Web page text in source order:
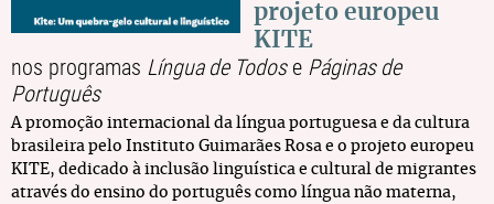
projeto europeu
KITE
nos programas Língua de Todose Páginas de
Português
A promoção internacional da língua portuguesa e da cultura
brasileira pelo Instituto Guimarães Rosa e o projeto europeu
KITE, dedicado à inclusão linguística e cultural de migrantes
através do ensino do português como língua não materna,